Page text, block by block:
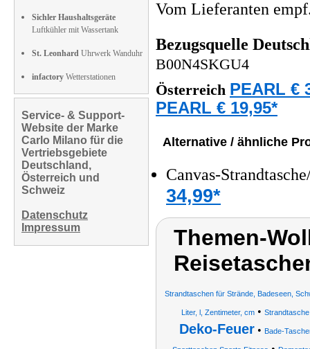
Sichler Haushaltsgeräte
Luftkühler mit Wassertank
St. Leonhard Uhrwerk Wanduhr
infactory Wetterstationen
Service- & Support-
Website der Marke
Carlo Milano für die
Vertriebsgebiete
Deutschland,
Österreich und
Schweiz
Datenschutz
Impressum
Vom Lieferanten
Bezugsquelle
B00N4SKGU4
Österreich PEARL €
PEARL € 19,95*
Alternative / ähnliche
Canvas-
34,99*
Themen-
Strandtaschen für Strände, Badeseen,
Liter, l, Zentimeter, cm •
Deko-Feuer• Bade-